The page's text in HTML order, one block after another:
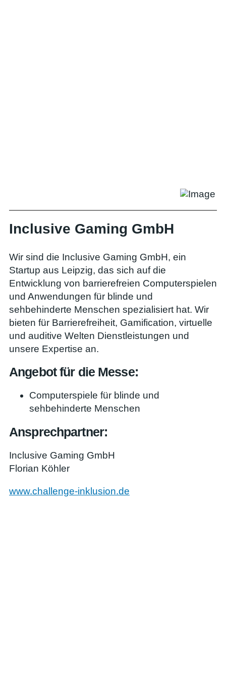
Inclusive Gaming GmbH
Wir sind die Inclusive Gaming GmbH, ein
Startup aus Leipzig, das sich auf die
Entwicklung von barrierefreien Computerspielen
und Anwendungen für blinde und
sehbehinderte Menschen spezialisiert hat. Wir
bieten für Barrierefreiheit, Gamification, virtuelle
und auditive Welten Dienstleistungen und
unsere Expertise an.
Angebot für die Messe:
Computerspiele für blinde und
sehbehinderte Menschen
Ansprechpartner:
Inclusive Gaming GmbH
Florian Köhler
www.challenge-inklusion.de